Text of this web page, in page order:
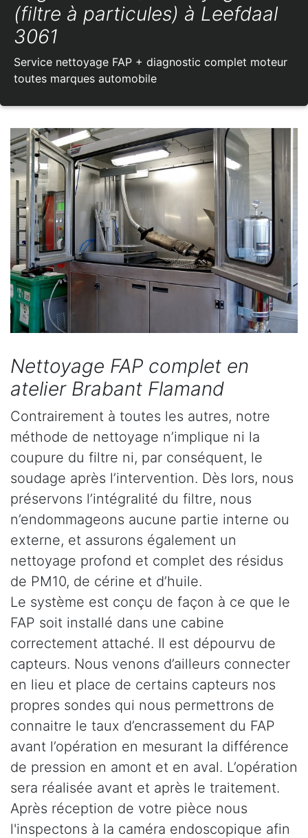
(filtre à particules) à Leefdaal
3061
Service nettoyage FAP + diagnostic complet moteur
toutes marques automobile
Nettoyage FAP complet en
atelier Brabant Flamand
Contrairement à toutes les autres, notre
méthode de nettoyage n’implique ni la
coupure du filtre ni, par conséquent, le
soudage après l’intervention. Dès lors, nous
préservons l’intégralité du filtre, nous
n’endommageons aucune partie interne ou
externe, et assurons également un
nettoyage profond et complet des résidus
de PM10, de cérine et d’huile.
Le système est conçu de façon à ce que le
FAP soit installé dans une cabine
correctement attaché. Il est dépourvu de
capteurs. Nous venons d’ailleurs connecter
en lieu et place de certains capteurs nos
propres sondes qui nous permettrons de
connaitre le taux d’encrassement du FAP
avant l’opération en mesurant la différence
de pression en amont et en aval. L’opération
sera réalisée avant et après le traitement.
Après réception de votre pièce nous
l'inspectons à la caméra endoscopique afin